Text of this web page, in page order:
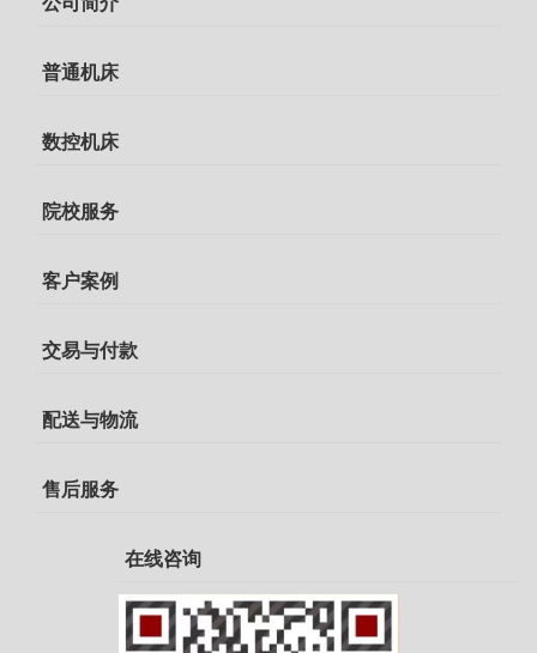
普通机床
数控机床
院校服务
客户案例
交易与付款
配送与物流
售后服务
在线咨询